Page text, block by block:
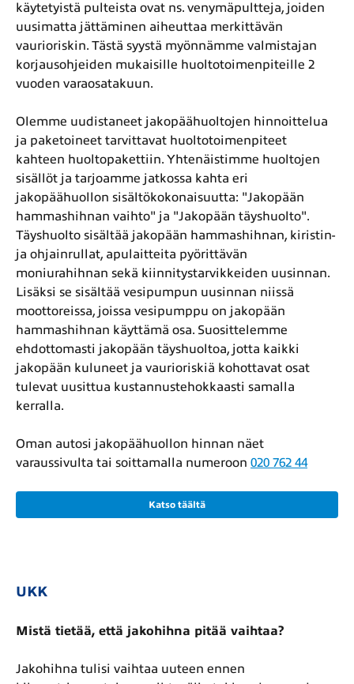
käytetyistä pulteista ovat ns. venymäpultteja, joiden
uusimatta jättäminen aiheuttaa merkittävän
vaurioriskin. Tästä syystä myönnämme valmistajan
korjausohjeiden mukaisille huoltotoimenpiteille 2
vuoden varaosatakuun.
Olemme uudistaneet jakopäähuoltojen hinnoittelua
ja paketoineet tarvittavat huoltotoimenpiteet
kahteen huoltopakettiin. Yhtenäistimme huoltojen
sisällöt ja tarjoamme jatkossa kahta eri
jakopäähuollon sisältökokonaisuutta: "Jakopään
hammashihnan vaihto" ja "Jakopään täyshuolto".
Täyshuolto sisältää jakopään hammashihnan, kiristin-
ja ohjainrullat, apulaitteita pyörittävän
moniurahihnan sekä kiinnitystarvikkeiden uusinnan.
Lisäksi se sisältää vesipumpun uusinnan niissä
moottoreissa, joissa vesipumppu on jakopään
hammashihnan käyttämä osa. Suosittelemme
ehdottomasti jakopään täyshuoltoa, jotta kaikki
jakopään kuluneet ja vaurioriskiä kohottavat osat
tulevat uusittua kustannustehokkaasti samalla
kerralla.
Oman autosi jakopäähuollon hinnan näet
varaussivulta tai soittamalla numeroon 020 762 44
Katso täältä
UKK
Mistä tietää, että jakohihna pitää vaihtaa?
Jakohihna tulisi vaihtaa uuteen ennen